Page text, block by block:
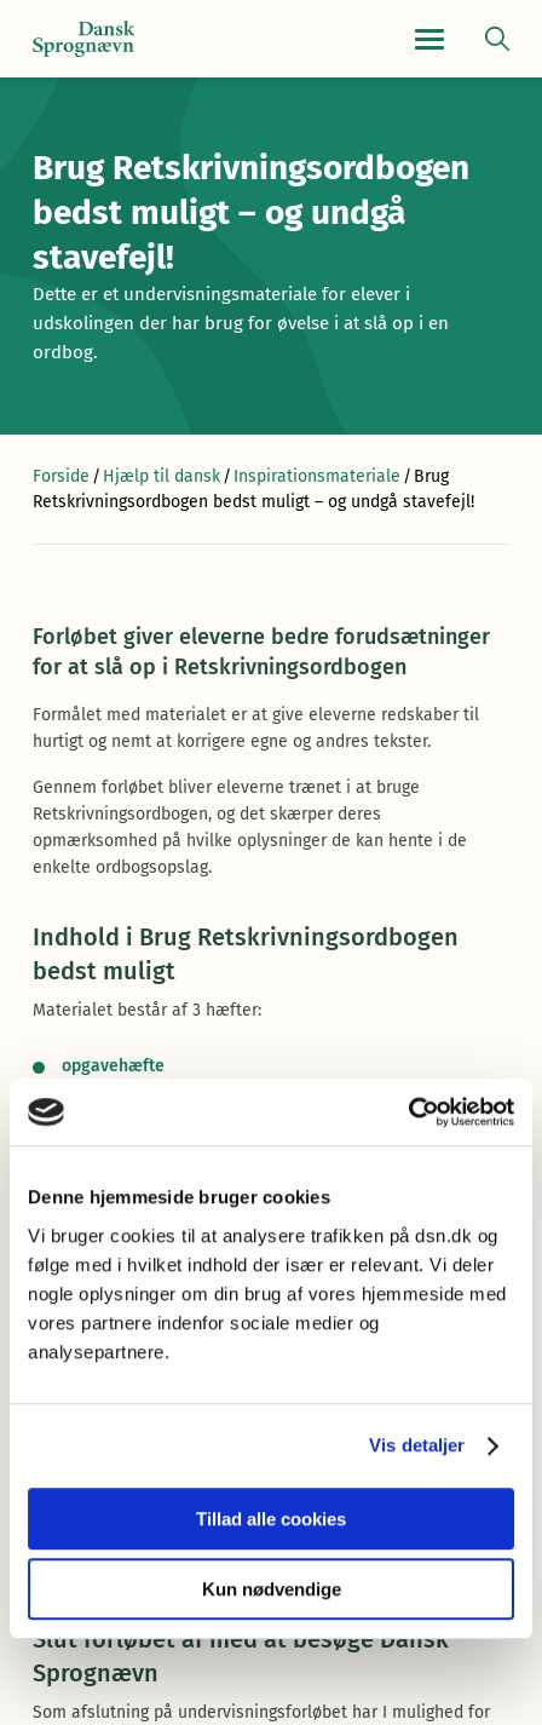
Denne hjemmeside bruger cookies
Vi bruger cookies til at analysere trafikken på dsn.dk og
følge med i hvilket indhold der især er relevant. Vi deler
nogle oplysninger om din brug af vores hjemmeside med
vores partnere indenfor sociale medier og
analysepartnere.
Vis detaljer
Tillad alle cookies
Kun nødvendige
Brug Retskrivningsordbogen
bedst muligt – og undgå
stavefejl!
Dette er et undervisningsmateriale for elever i
udskolingen der har brug for øvelse i at slå op i en
ordbog.
Forside / Hjælp til dansk/ Inspirationsmateriale / Brug
Retskrivningsordbogen bedst muligt – og undgå stavefejl!
Forløbet giver eleverne bedre forudsætninger
for at slå op i Retskrivningsordbogen
Formålet med materialet er at give eleverne redskaber til
hurtigt og nemt at korrigere egne og andres tekster.
Gennem forløbet bliver eleverne trænet i at bruge
Retskrivningsordbogen, og det skærper deres
opmærksomhed på hvilke oplysninger de kan hente i de
enkelte ordbogsopslag.
Indhold i Brug Retskrivningsordbogen
bedst muligt
Materialet består af 3 hæfter:
opgavehæfte
facitliste
færdighedsmål indenforkorrekturunder kompetenceområdet
fremstillingøvelserne tager udgangspunkt i.
Både ene- og paropgaver er en del af
forløbet
lærervejledningen er der oplæg til fælles gennemgang af bl.a.
Slut forløbet af med at besøge Dansk
Sprognævn
Som afslutning på undervisningsforløbet har I mulighed for